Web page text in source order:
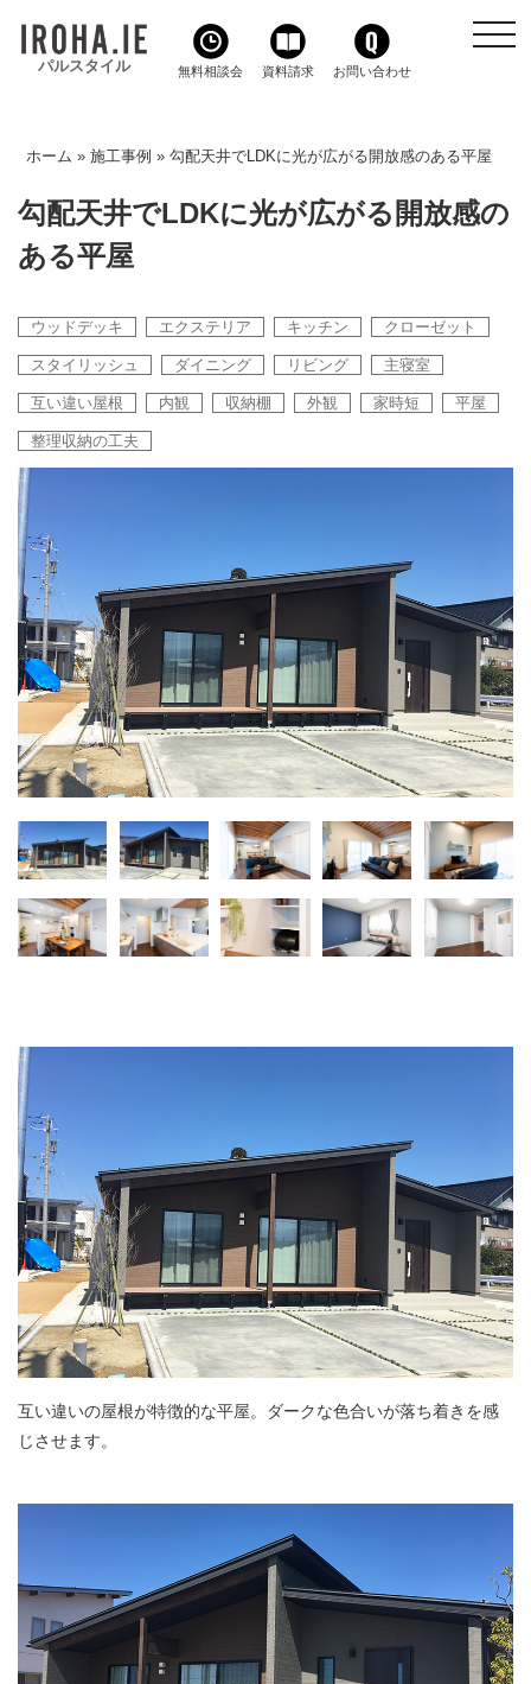
パルスタイル 無料相談会 資料請求 お問い合わせ
ホーム »施工事例 »勾配天井でLDKに光が広がる開放感のある平屋
勾配天井でLDKに光が広がる開放感の
ある平屋
ウッドデッキ エクステリア キッチン クローゼット
スタイリッシュ ダイニング リビング 主寝室
互い違い屋根 内観 収納棚 外観 家時短 平屋
整理収納の工夫
互い違いの屋根が特徴的な平屋。ダークな色合いが落ち着きを感
じさせます。